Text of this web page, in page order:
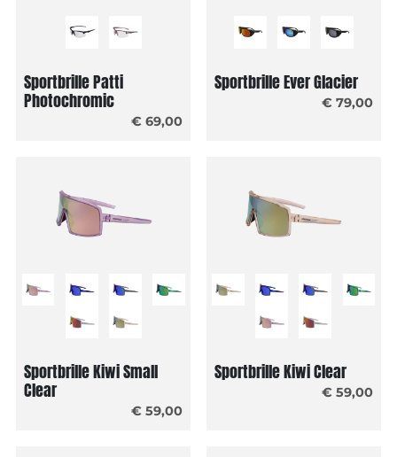
Sportbrille Patti
Photochromic
€ 69,00
Sportbrille Ever Glacier
€ 79,00
Sportbrille Kiwi Small
Clear
€ 59,00
Sportbrille Kiwi Clear
€ 59,00